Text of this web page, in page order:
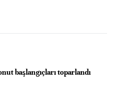
başlangıçları toparlandı